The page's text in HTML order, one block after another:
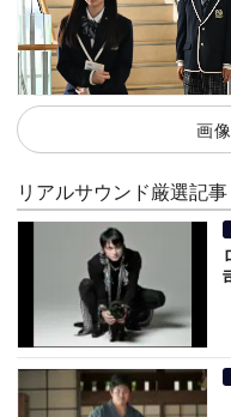
画
リアルサウンド厳選記事